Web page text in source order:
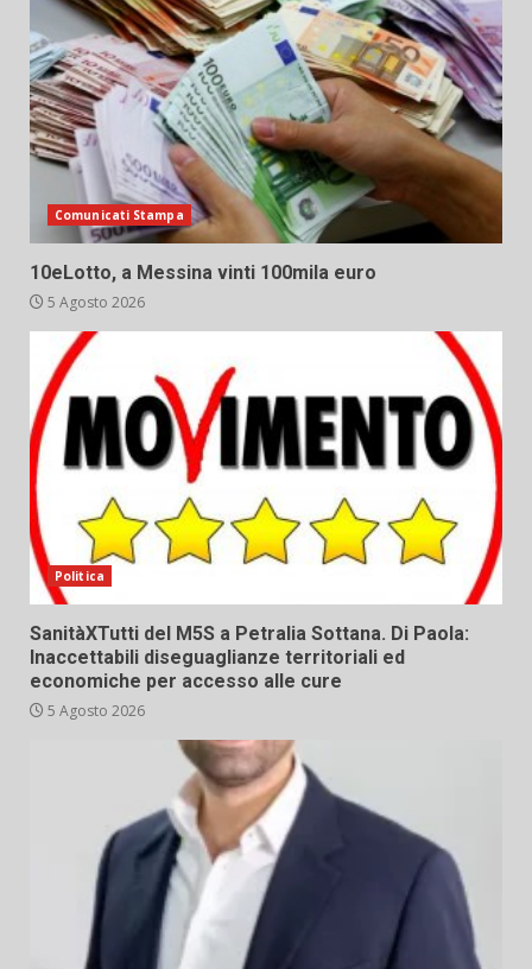
Comunicati Stampa
10eLotto, a Messina vinti 100mila euro
5 Agosto 2026
Politica
SanitàXTutti del M5S a Petralia Sottana. Di Paola:
Inaccettabili diseguaglianze territoriali ed
economiche per accesso alle cure
5 Agosto 2026